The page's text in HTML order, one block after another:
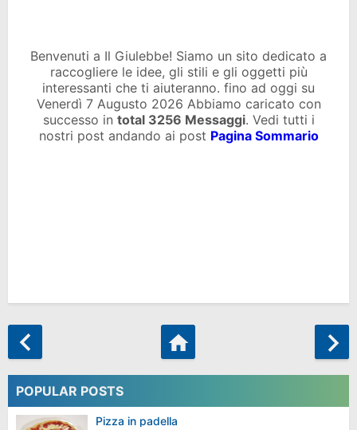
Benvenuti a Il Giulebbe! Siamo un sito dedicato a
raccogliere le idee, gli stili e gli oggetti più
interessanti che ti aiuteranno. fino ad oggi su
Venerdì 7 Augusto 2026 Abbiamo caricato con
successo in total 3256 Messaggi. Vedi tutti i
nostri post andando ai post Pagina Sommario
POPULAR POSTS
Pizza in padella